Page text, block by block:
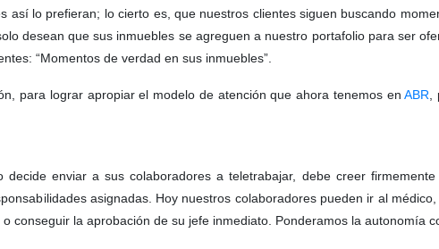
lo prefieran; lo cierto es, que nuestros clientes siguen buscando
desean que sus inmuebles se agreguen a nuestro portafolio para ser
“Momentos de verdad en sus inmuebles”.
para lograr apropiar el modelo de atención que ahora tenemos enABR
enviar a sus colaboradores a teletrabajar, debe creer
asignadas. Hoy nuestros colaboradores pueden ir al
conseguir la aprobación de su jefe inmediato. Ponderamos la autonomía